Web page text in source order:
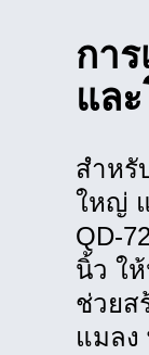
กา
แล
สำหรั
ใหญ่
QD-
นิ้ว ใ
ช่วยส
แมลง